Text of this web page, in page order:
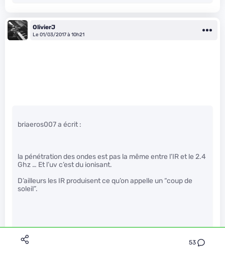
53
OlivierJ
Le 01/03/2017 à 10h21
briaeros007 a écrit :
la pénétration des ondes est pas la même entre l’IR et le 2.4
Ghz … Et l’uv c’est du ionisant.
D’ailleurs les IR produisent ce qu’on appelle un “coup de
soleil”.
Oui les UV sont ionisants, merci on sait :-) .